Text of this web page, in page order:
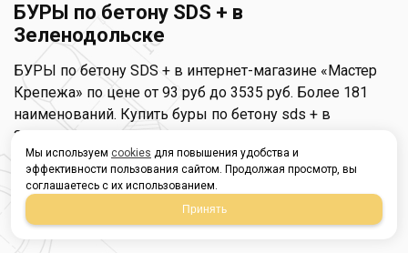
БУРЫ по бетону SDS + в
Зеленодольске
БУРЫ по бетону SDS + в интернет-магазине «Мастер
Крепежа» по цене от 93 руб до 3535 руб. Более 181
наименований. Купить буры по бетону sds + в
Зеленодольске выгодно Вы можете on-line на нашем
сайте, или отправив заявку по почте, а также по
телефону или в пункте выдачи компании г. Казань, ул.
Татарстан, 9, магазин "Мастер Крепежа". Доставка по
Республике Татарстан и другие регионы РФ.
Мы используем cookies для повышения удобства и
эффективности пользования сайтом. Продолжая просмотр, вы
соглашаетесь с их использованием.
Принять